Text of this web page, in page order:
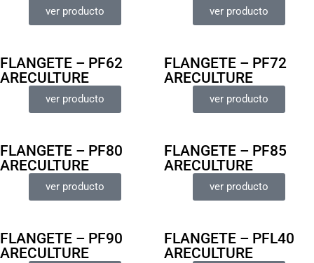
ver producto ver producto
FLANGETE – PF62
ARECULTURE
ver producto
FLANGETE – PF72
ARECULTURE
ver producto
FLANGETE – PF80
ARECULTURE
ver producto
FLANGETE – PF85
ARECULTURE
ver producto
FLANGETE – PF90
ARECULTURE
FLANGETE – PFL40
ARECULTURE